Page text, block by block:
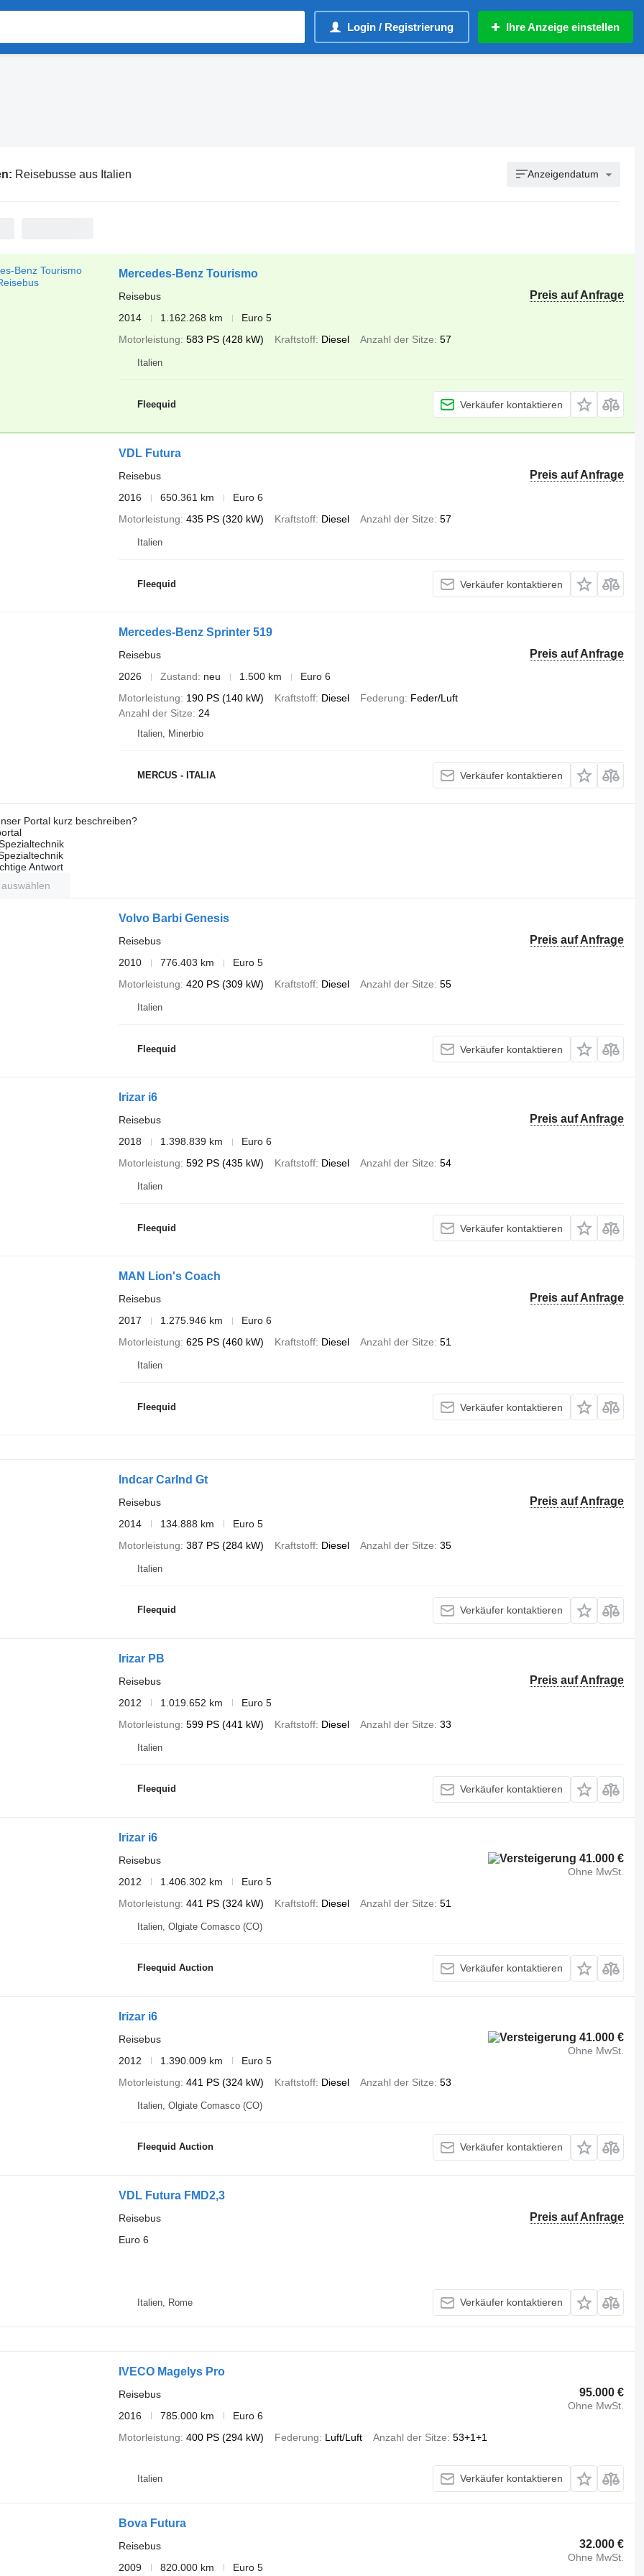
Login / Registrierung Ihre Anzeige einstellen
Reisebusse aus Italien Anzeigendatum
Mercedes-Benz Tourismo
Preis auf Anfrage
Reisebus
2014
1.162.268 km
Euro 5
Motorleistung 583 PS (428 kW) Kraftstoff Diesel Anzahl der Sitze 57
Italien
Fleequid Verkäufer kontaktieren
VDL Futura
Preis auf Anfrage
Reisebus
2016
650.361 km
Euro 6
Motorleistung 435 PS (320 kW) Kraftstoff Diesel Anzahl der Sitze 57
Italien
Fleequid Verkäufer kontaktieren
Mercedes-Benz Sprinter 519
Preis auf Anfrage
Reisebus
2026
Zustand neu 1.500 km
Euro 6
Motorleistung
190 PS (140 kW) Kraftstoff Diesel Federung
Feder/Luft
Anzahl der Sitze
24
Italien, Minerbio
MERCUS - ITALIA Verkäufer kontaktieren
Portal kurz beschreiben?
Antwort
Volvo Barbi Genesis
Preis auf Anfrage
Reisebus
2010
776.403 km
Euro 5
Motorleistung 420 PS (309 kW) Kraftstoff Diesel Anzahl der Sitze 55
Italien
Fleequid Verkäufer kontaktieren
Irizar i6
Preis auf Anfrage
Reisebus
2018
1.398.839 km
Euro 6
Motorleistung 592 PS (435 kW) Kraftstoff Diesel Anzahl der Sitze 54
Italien
Fleequid Verkäufer kontaktieren
MAN Lion's Coach
Preis auf Anfrage
Reisebus
2017
1.275.946 km
Euro 6
Motorleistung 625 PS (460 kW) Kraftstoff Diesel Anzahl der Sitze 51
Italien
Fleequid Verkäufer kontaktieren
Indcar CarInd Gt
Preis auf Anfrage
Reisebus
2014
134.888 km
Euro 5
Motorleistung 387 PS (284 kW) Kraftstoff Diesel Anzahl der Sitze 35
Italien
Fleequid Verkäufer kontaktieren
Irizar PB
Preis auf Anfrage
Reisebus
2012
1.019.652 km
Euro 5
Motorleistung 599 PS (441 kW) Kraftstoff Diesel Anzahl der Sitze 33
Italien
Fleequid Verkäufer kontaktieren
Irizar i6
41.000 €
Ohne MwSt.
Reisebus
2012
1.406.302 km
Euro 5
Motorleistung 441 PS (324 kW) Kraftstoff Diesel Anzahl der Sitze 51
Italien, Olgiate Comasco (CO)
Fleequid Auction Verkäufer kontaktieren
Irizar i6
41.000 €
Ohne MwSt.
Reisebus
2012
1.390.009 km
Euro 5
Motorleistung 441 PS (324 kW) Kraftstoff Diesel Anzahl der Sitze 53
Italien, Olgiate Comasco (CO)
Fleequid Auction Verkäufer kontaktieren
VDL Futura FMD2,3
Preis auf Anfrage
Reisebus
Euro 6
Italien, Rome Verkäufer kontaktieren
IVECO Magelys Pro
95.000 €
Ohne MwSt.
Reisebus
2016
785.000 km
Euro 6
Motorleistung 400 PS (294 kW) Federung Luft/Luft Anzahl der Sitze 53+1+1
Italien Verkäufer kontaktieren
Bova Futura
32.000 €
Ohne MwSt.
Reisebus
2009
820.000 km Euro 5